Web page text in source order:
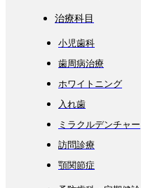
治療科目
小児歯科
歯周病治療
ホワイトニング
入れ歯
ミラクルデンチャー
訪問診療
顎関節症